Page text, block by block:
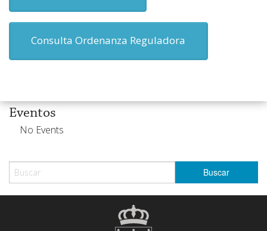
Consulta Ordenanza Reguladora
Eventos
No Events